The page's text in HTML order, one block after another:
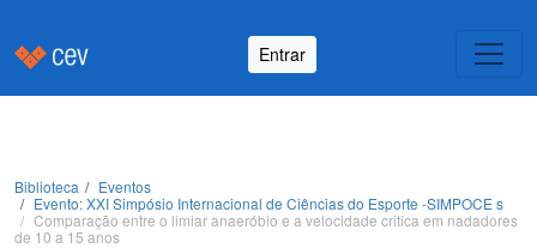
Entrar
Biblioteca
Eventos
Evento: XXI Simpósio Internacional de Ciências do Esporte -SIMPOCE s
Comparação entre o limiar anaeróbio e a velocidade critica em nadadores
de 10 a 15 anos